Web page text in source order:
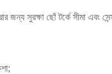
জন্য সুরক্ষা ছোঁ টর্কে সীমা এবং